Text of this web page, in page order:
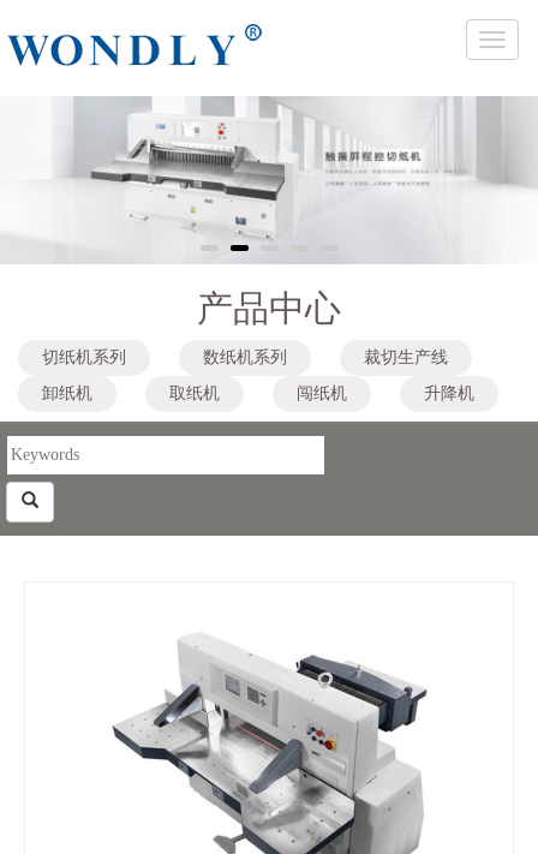
Toggle
3 4
产品中心
切纸机系列 数纸机系列
裁切生产线
卸纸机
取纸机 闯纸机 升降机